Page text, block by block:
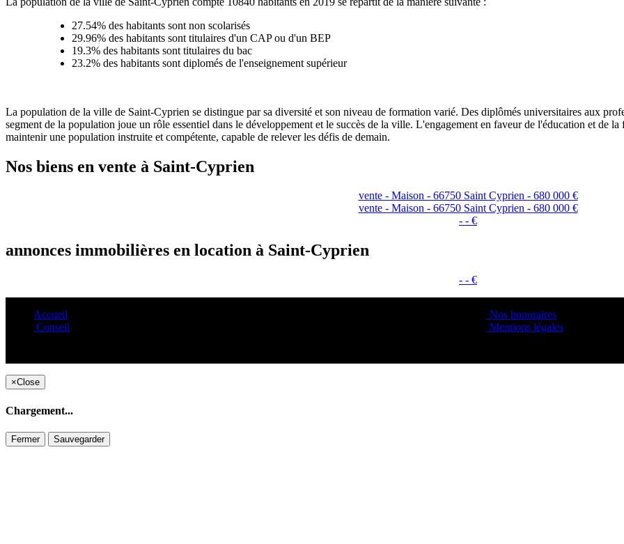
27.54% des habitants sont non scolarisés
29.96% des habitants sont titulaires d'un CAP ou d'un BEP
19.3% des habitants sont titulaires du bac
23.2% des habitants sont diplomés de l'enseignement supérieur
La population de la ville de Saint-Cyprien se distingue par sa diversité et son niveau de formation varié. Des diplômés universitaires aux
segment de la population joue un rôle essentiel dans le développement et le succès de la ville. L'engagement en faveur de l'éducation et de
maintenir une population instruite et compétente, capable de relever les défis de demain.
Nos biens en vente à Saint-Cyprien
vente - Maison - 66750 Saint Cyprien - 680 000 €
vente - Maison - 66750 Saint Cyprien - 680 000 €
- - €
annonces immobilières en location à Saint-Cyprien
- - €
Accueil
Conseil
Nos honoraires
Mentions légales
×Close
Chargement...
Fermer Sauvegarder